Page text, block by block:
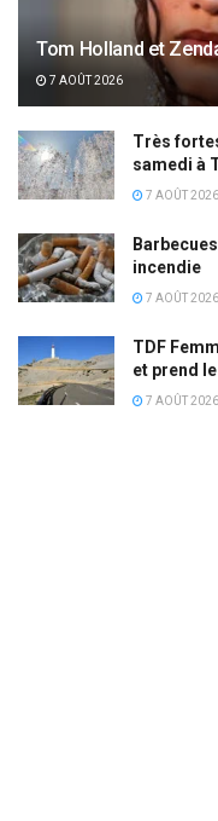
Tom Holland et
7 AOÛT 2026
Très
samedi à
7 AOÛT 2026
incendie
7 AOÛT 2026
TDF
et prend
7 AOÛT 2026